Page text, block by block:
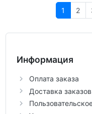
1
2
Информация
Оплата заказа
Доставка заказов